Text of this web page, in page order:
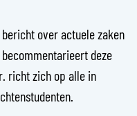
over actuele zaken
deze
richt zich op alle in